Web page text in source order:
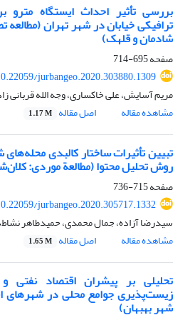
بررسی تأثیر احداث ایستگاه مترو
ترافیکی خیابان در شهر تهران (مطالعه
شادمان و قلهک)
صفحه695-714
jurbangeo.2020.303880.1309
مریم آسایش، علی خاکساری، وجه الله قربانی
مشاهده مقاله
اصل مقاله 1.17 M
تبیین تأثیرات ساختار کالبدی محله‌های
روش تحلیل محتوا (مطالعة موردی:
صفحه715-736
jurbangeo.2020.305717.1332
سیدرضا آزاده، جمال محمدی، حمیدطاهر
مشاهده مقاله
اصل مقاله 1.65 M
تحلیلی بر پیشران اقتصاد نفتی
زیست‌پذیری جوامع محلی در شهرهای
شهر بهبهان)